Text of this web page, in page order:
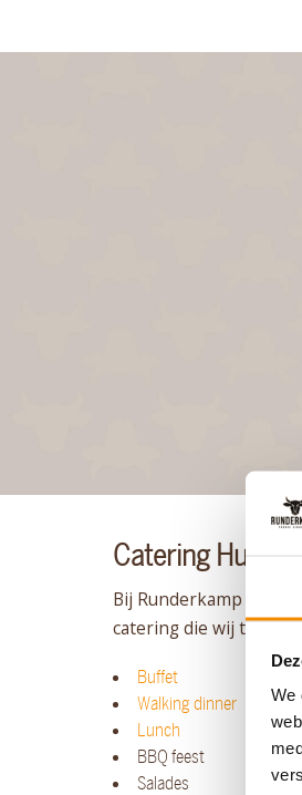
We
Catering
Bij Runderkamp
catering die wij te
Buffet
Walking dinner
Lunch
BBQ feest
Salades